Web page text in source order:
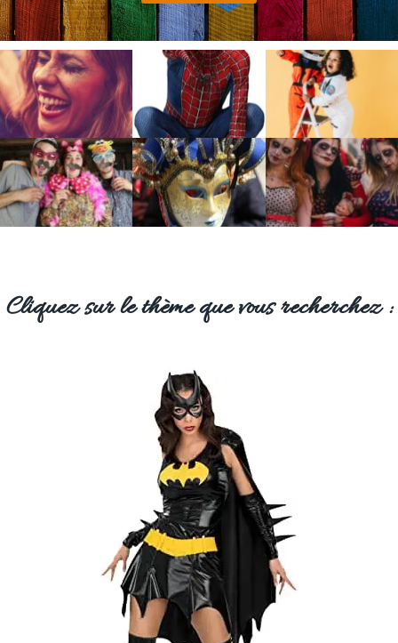
Cliquez sur le thème que vous recherchez :